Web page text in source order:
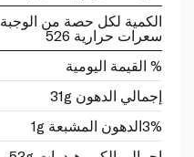
الكمية لكل حصة من الوجبة
سعرات حرارية 526
% القيمة اليومية
إجمالي الدهون 31g
الدهون المشبعة 1g3%